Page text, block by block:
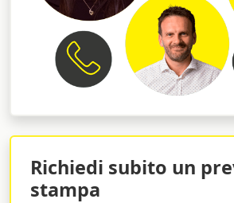
Richiedi subito un
stampa